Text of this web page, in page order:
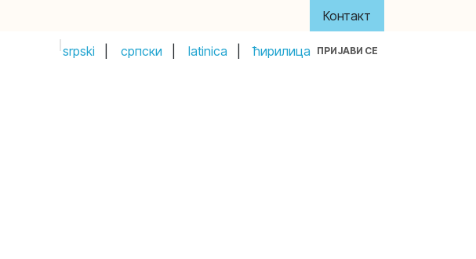
Контакт
srpski српски latinica ћирилица ПРИЈАВИ СЕ